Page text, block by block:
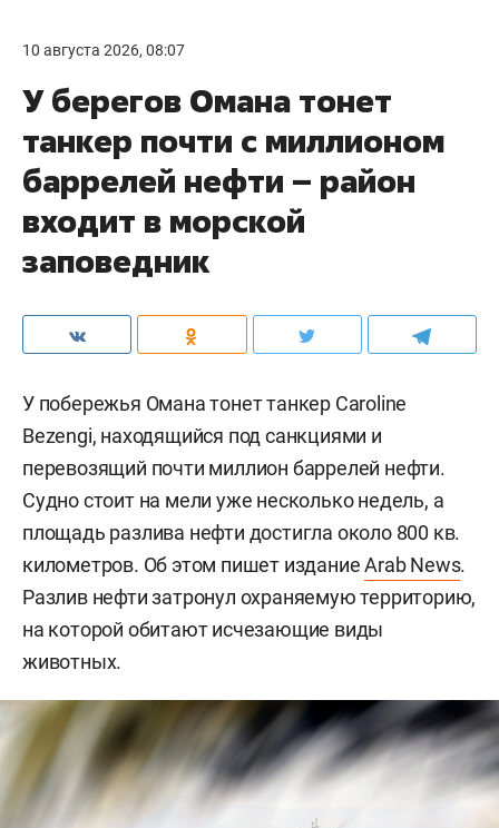
10 августа 2026, 08:07
У берегов Омана тонет
танкер почти с миллионом
баррелей нефти – район
входит в морской
заповедник
У побережья Омана тонет танкер Caroline
Bezengi, находящийся под санкциями и
перевозящий почти миллион баррелей нефти.
Судно стоит на мели уже несколько недель, а
площадь разлива нефти достигла около 800 кв.
километров. Об этом пишет изданиеArab News.
Разлив нефти затронул охраняемую территорию,
на которой обитают исчезающие виды
животных.